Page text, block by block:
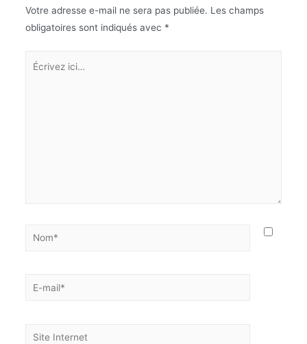
Votre adresse e-mail ne sera pas publiée. Les champs
obligatoires sont indiqués avec *